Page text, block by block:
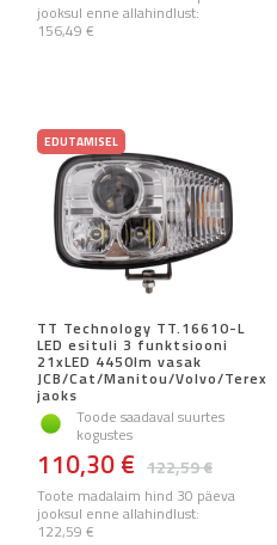
jooksul enne allahindlust:
156,49 €
EDUTAMISEL
TT Technology TT.16610-L
LED esituli 3 funktsiooni
21xLED 4450lm vasak
JCB/Cat/Manitou/Volvo/Terex
jaoks
Toode saadaval suurtes
kogustes
122,59 €
110,30 €
Toote madalaim hind 30 päeva
jooksul enne allahindlust:
122,59 €